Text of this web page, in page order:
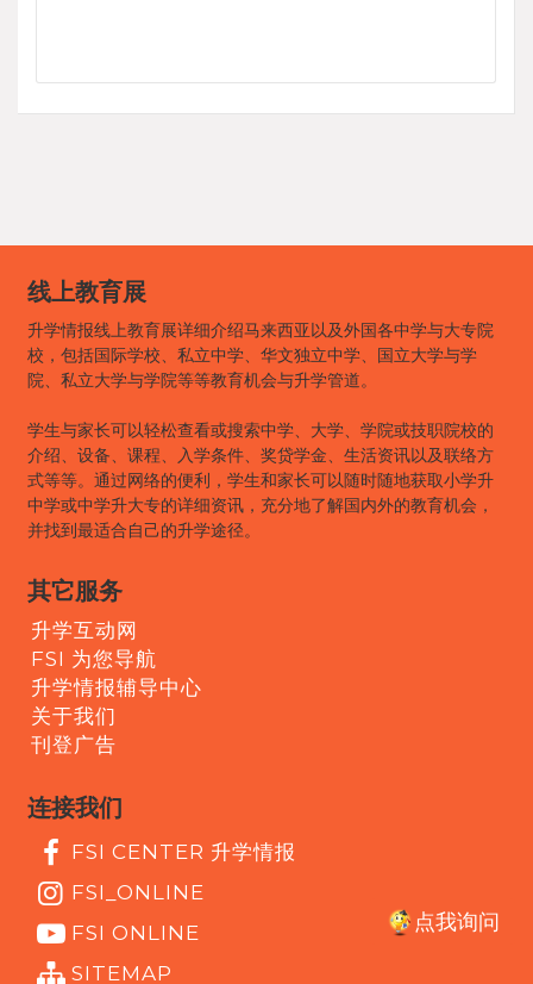
点我询问
线上教育展
升学情报线上教育展详细介绍马来西亚以及外国各中学与大专院
校，包括国际学校、私立中学、华文独立中学、国立大学与学
院、私立大学与学院等等教育机会与升学管道。
学生与家长可以轻松查看或搜索中学、大学、学院或技职院校的
介绍、设备、课程、入学条件、奖贷学金、生活资讯以及联络方
式等等。通过网络的便利，学生和家长可以随时随地获取小学升
中学或中学升大专的详细资讯，充分地了解国内外的教育机会，
并找到最适合自己的升学途径。
其它服务
升学互动网
FSI 为您导航
升学情报辅导中心
关于我们
刊登广告
连接我们
FSI CENTER 升学情报
FSI_ONLINE
FSI ONLINE
SITEMAP